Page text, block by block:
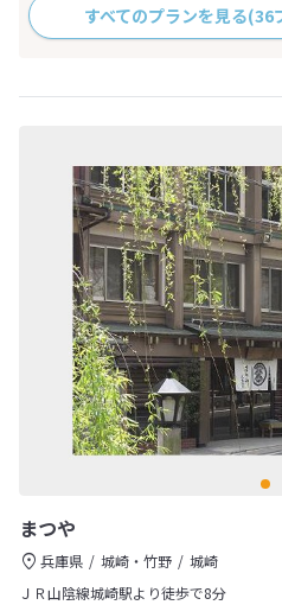
すべてのプランを見る(36
まつや
兵庫県 城崎・竹野
城崎
ＪＲ山陰線城崎駅より徒歩で8分